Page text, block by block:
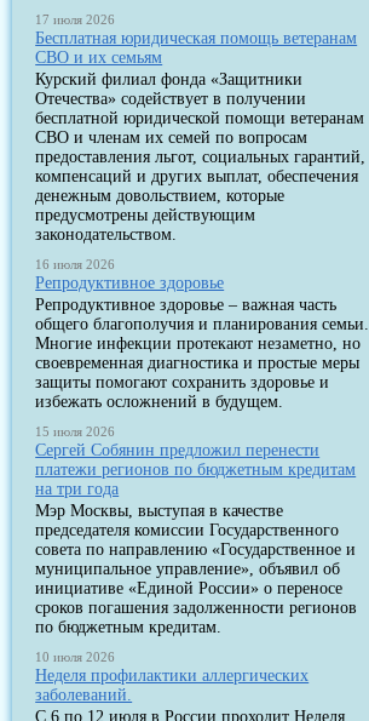
17 июля 2026
Бесплатная юридическая помощь ветеранам
СВО и их семьям
Курский филиал фонда «Защитники
Отечества» содействует в получении
бесплатной юридической помощи ветеранам
СВО и членам их семей по вопросам
предоставления льгот, социальных гарантий,
компенсаций и других выплат, обеспечения
денежным довольствием, которые
предусмотрены действующим
законодательством.
16 июля 2026
Репродуктивное здоровье
Репродуктивное здоровье – важная часть
общего благополучия и планирования семьи.
Многие инфекции протекают незаметно, но
своевременная диагностика и простые меры
защиты помогают сохранить здоровье и
избежать осложнений в будущем.
15 июля 2026
Сергей Собянин предложил перенести
платежи регионов по бюджетным кредитам
на три года
Мэр Москвы, выступая в качестве
председателя комиссии Государственного
совета по направлению «Государственное и
муниципальное управление», объявил об
инициативе «Единой России» о переносе
сроков погашения задолженности регионов
по бюджетным кредитам.
10 июля 2026
Неделя профилактики аллергических
заболеваний.
С 6 по 12 июля в России проходит Неделя